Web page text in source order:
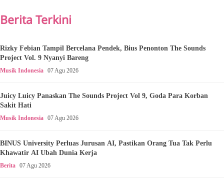
Berita Terkini
Rizky Febian Tampil Bercelana Pendek, Bius Penonton The Sounds
Project Vol. 9 Nyanyi Bareng
Musik Indonesia 07 Agu 2026
Juicy Luicy Panaskan The Sounds Project Vol 9, Goda Para Korban
Sakit Hati
Musik Indonesia 07 Agu 2026
BINUS University Perluas Jurusan AI, Pastikan Orang Tua Tak Perlu
Khawatir AI Ubah Dunia Kerja
Berita 07 Agu 2026